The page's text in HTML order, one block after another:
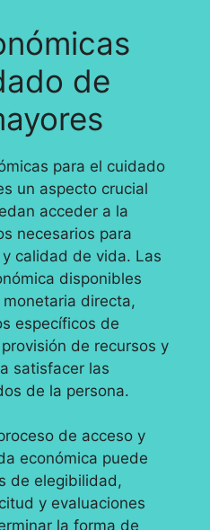
de
para el cuidado
un aspecto crucial
acceder a la
necesarios para
calidad de vida. Las
disponibles
directa,
específicos de
de recursos y
satisfacer las
de la persona.
de acceso y
económica puede
de elegibilidad,
y evaluaciones
la forma de